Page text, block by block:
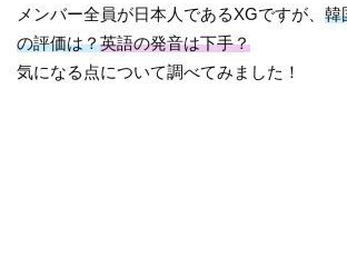
メンバー全員が日本人であるXGですが、韓
の評価は？英語の発音は下手？
気になる点について調べてみました！